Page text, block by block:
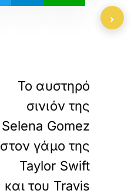
Το αυστηρό
σινιόν της
Selena Gomez
στον γάμο της
Taylor Swift
και του Travis
›